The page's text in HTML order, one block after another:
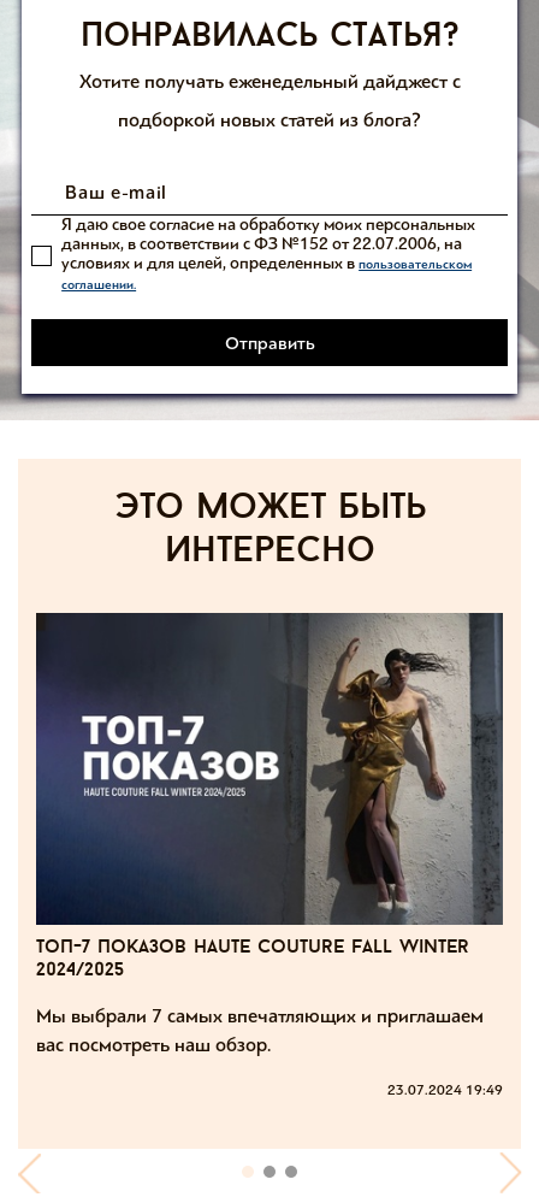
Понравилась статья?
Хотите получать еженедельный дайджест с
подборкой новых статей из блога?
Я даю свое согласие на обработку моих персональных
данных, в соответствии с ФЗ №152 от 22.07.2006, на
условиях и для целей, определенных впользовательском
соглашении.
Отправить
Это может быть
интересно
топ-7 показов haute couture fall winter
2024/2025
Мы выбрали 7 самых впечатляющих и приглашаем
вас посмотреть наш обзор.
23.07.2024 19:49